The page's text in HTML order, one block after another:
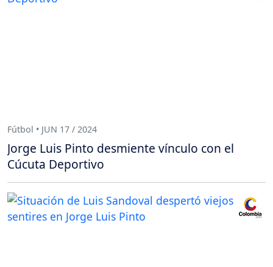
Fútbol • JUN 17 / 2024
Jorge Luis Pinto desmiente vínculo con el
Cúcuta Deportivo